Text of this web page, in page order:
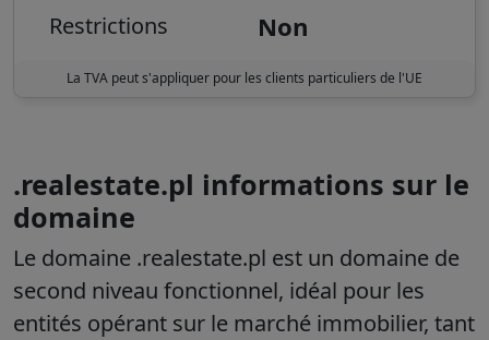
Restrictions Non
La TVA peut s'appliquer pour les clients particuliers de l'UE
.realestate.pl informations sur le
domaine
Le domaine .realestate.pl est un domaine de
second niveau fonctionnel, idéal pour les
entités opérant sur le marché immobilier, tant